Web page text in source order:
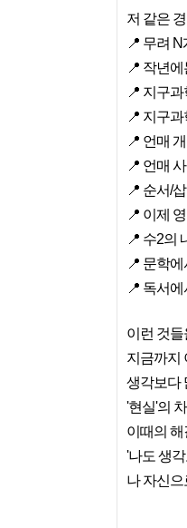
저 같은
📍 무려
📍 작년
📍 지구
📍 지구
📍 언매
📍 언매
📍 순서/
📍 이제
📍 수2의
📍 문학
📍 독서
이런 것
지금까지
생각보다
'현실'의
이때의
'나도 생
나 자신